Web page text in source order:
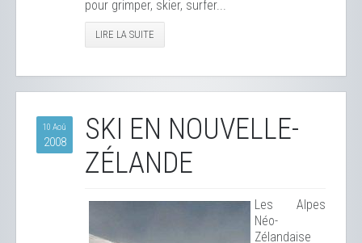
pour grimper, skier, surfer...
LIRE LA SUITE
10 Aoû
2008
SKI EN NOUVELLE-
ZÉLANDE
Les Alpes
Néo-
Zélandaise